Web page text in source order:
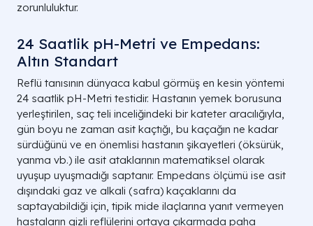
zorunluluktur.
24 Saatlik pH-Metri ve Empedans:
Altın Standart
Reflü tanısının dünyaca kabul görmüş en kesin yöntemi
24 saatlik pH-Metri testidir. Hastanın yemek borusuna
yerleştirilen, saç teli inceliğindeki bir kateter aracılığıyla,
gün boyu ne zaman asit kaçtığı, bu kaçağın ne kadar
sürdüğünü ve en önemlisi hastanın şikayetleri (öksürük,
yanma vb.) ile asit ataklarının matematiksel olarak
uyuşup uyuşmadığı saptanır. Empedans ölçümü ise asit
dışındaki gaz ve alkali (safra) kaçaklarını da
saptayabildiği için, tipik mide ilaçlarına yanıt vermeyen
hastaların gizli reflülerini ortaya çıkarmada paha